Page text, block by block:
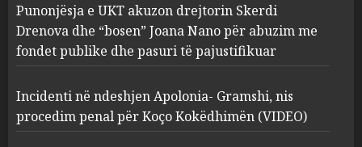
2
Apolonia- Gramshi, nis
procedim penal për Koço
Kokëdhimën (VIDEO)
MARCH 27, 2025
FOTO/ Persona të maskuar
sulmuan “One Albania”,
Punonjësja e UKT akuzon drejtorin Skerdi
Drenova dhe “bosen” Joana Nano për abuzim me
fondet publike dhe pasuri të pajustifikuar
Incidenti në ndeshjen Apolonia- Gramshi, nis
procedim penal për Koço Kokëdhimën (VIDEO)